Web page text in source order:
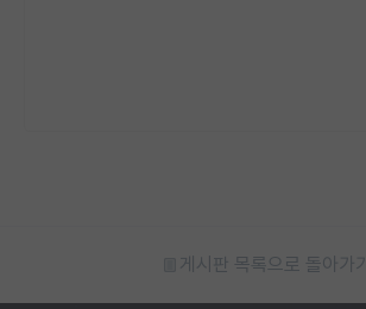
게시판 목록으로 돌아가기